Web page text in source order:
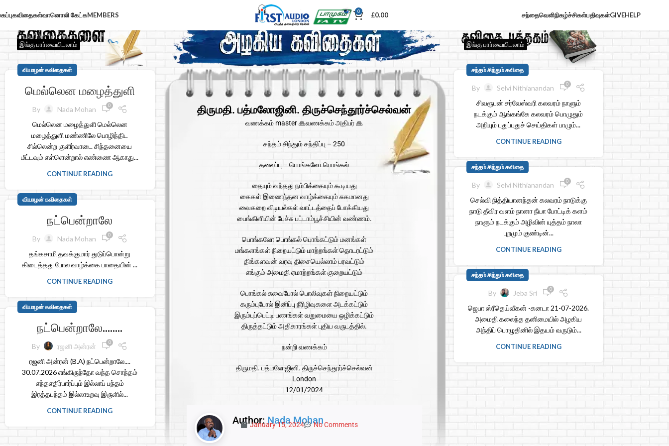
கவிதைகள்வானொலி கேட்கMEMBERS 0 £0.00 சந்தைவெளிநிகழ்ச்சிகள்பதிவுகள்GIVEHELP
இங்கு பாா்வையிடலாம் இங்கு பாா்வையிடலாம்
வியாழன் கவிதைகள்
மெல்லென மழைத்துளி
By Nada Mohan 0
மெல்லென மழைத்துளி மெல்லென
மழைத்துளி மண்ணிலே பொழிந்திட
சில்லென்ற குளிர்வாடை சிந்தனையை
மீட்டவும் எள்ளென்றால் எண்ணை ஆகாது...
CONTINUE READING
வியாழன் கவிதைகள்
நட்பென்றாலே
By Nada Mohan 0
தங்கசாமி தவக்குமார் துடுப்பொன்று
கிடைத்தது போல வாழ்க்கை பாதையின் ...
CONTINUE READING
வியாழன் கவிதைகள்
நட்பென்றாலே……..
By ரஜனி அன்ரன் 0
ரஜனி அன்ரன் (B.A) நட்பென்றாலே....
30.07.2026 எங்கிருந்தோ வந்த சொந்தம்
எந்தஎதிர்பார்ப்பும் இல்லாப் பந்தம்
இரத்தபந்தம் இல்லாஉறவு இருளில்...
CONTINUE READING
திருமதி. பத்மலோஜினி. திருச்செந்தூர்ச்செல்வன்
வணக்கம் master 🙏வணக்கம் அதிபர் 🙏
சந்தம் சிந்தும் சந்திப்பு – 250
தலைப்பு – பொங்கலோ பொங்கல்
தையும் வந்தது நம்பிக்கையும் கூடியது
கைகள் இணைந்தன வாழ்க்கையும் சுகமானது
வைகறை விடியல்கள் வாட்டத்தைப் போக்கியது
பைங்கிளியின் பேச்சு பட்டாம்பூச்சியின் வண்ணம்.
பொங்கலோ பொங்கல் பொங்கட்டும் மனங்கள்
மங்களங்கள் நிறையட்டும் மாற்றங்கள் தொடரட்டும்
திங்களவன் வரவு திசையெல்லாம் பரவட்டும்
எங்கும் அமைதி ஏமாற்றங்கள் குறையட்டும்
பொங்கல் சுவைபோல் பொலிவுகள் நிறையட்டும்
கரும்புபோல் இனிப்பு நீரிழிவுகளை அடக்கட்டும்
இரும்புப்பெட்டி பணங்கள் வறுமையை ஒழிக்கட்டும்
திருத்தட்டும் அதிகாரங்கள் புதிய வருடத்தில்.
நன்றி வணக்கம்
திருமதி. பத்மலோஜினி. திருச்செந்தூர்ச்செல்வன்
London
12/01/2024
Author:Nada Mohan
January 15, 2024 No Comments
சந்தம் சிந்தும் கவிதை
By Selvi Nithianandan 0
சிவரூபன் சர்வேஸ்வரி கலவரம் நாளும்
நடக்கும் ஆங்கங்கே கலவரம் பொழுதும்
அறியும் புதுப்புதுச் செய்திகள் பாழும்...
CONTINUE READING
சந்தம் சிந்தும் கவிதை
By Selvi Nithianandan 0
செல்வி நித்தியானந்தன் கலவரம் நாடுக்கு
நாடு தீவிர வளம் நானா நீயா போட்டிக் களம்
நாளும் நடக்கும் அழிவின் யுத்தம் நாலா
புறமும் குண்டின்...
CONTINUE READING
சந்தம் சிந்தும் கவிதை
By Jeba Sri 0
ஜெபா ஸ்ரீதெய்வீகன் -கனடா 21-07-2026.
அமைதி கலைந்த தனிமையில் அழகிய
அந்திப் பொழுதினில் இதயம் வருடும்...
CONTINUE READING